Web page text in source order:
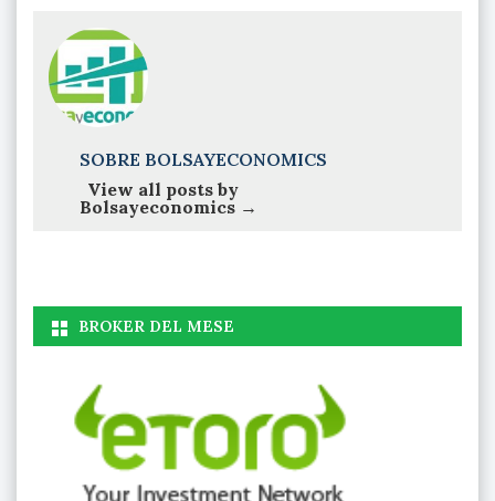
SOBRE BOLSAYECONOMICS
View all posts by
Bolsayeconomics →
BROKER DEL MESE